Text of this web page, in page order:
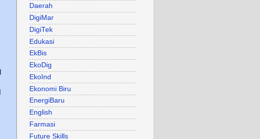
Daerah
DigiMar
DigiTek
Edukasi
EkBis
EkoDig
EkoInd
Ekonomi Biru
EnergiBaru
English
Farmasi
Future Skills